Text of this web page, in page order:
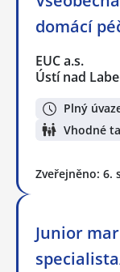
domácí
EUC a.s.
Ústí nad
Plný
Vhodné
Zveřejněno: 6.
Junior